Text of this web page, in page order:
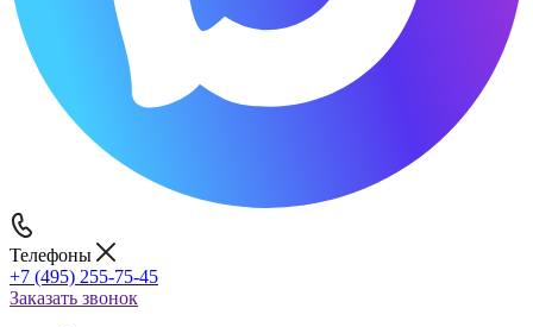
Телефоны
+7 (495) 255-75-45
Заказать звонок